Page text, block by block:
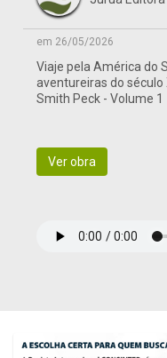
em 26/05/2026
Viaje pela América do
aventureiras do
Smith Peck - Volume 1
Ver obra